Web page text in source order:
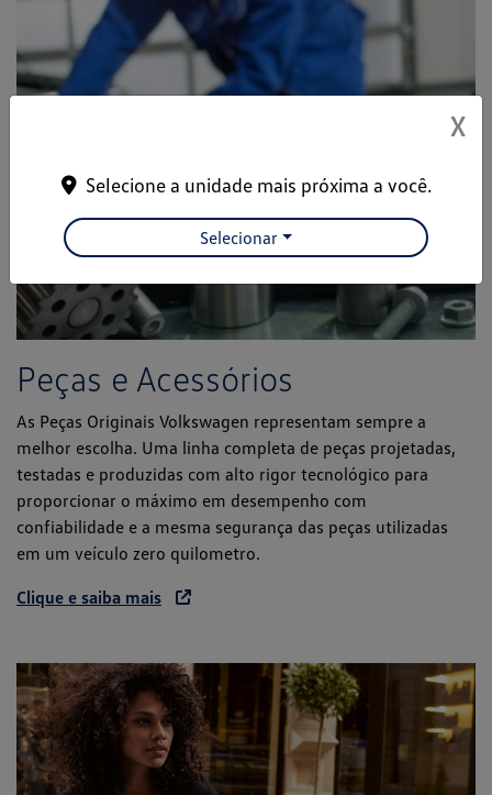
Peças e Acessórios
As Peças Originais Volkswagen representam sempre a
melhor escolha. Uma linha completa de peças projetadas,
testadas e produzidas com alto rigor tecnológico para
proporcionar o máximo em desempenho com
confiabilidade e a mesma segurança das peças utilizadas
em um veículo zero quilometro.
Clique e saiba mais
X
Selecione a unidade mais próxima a você.
Selecionar